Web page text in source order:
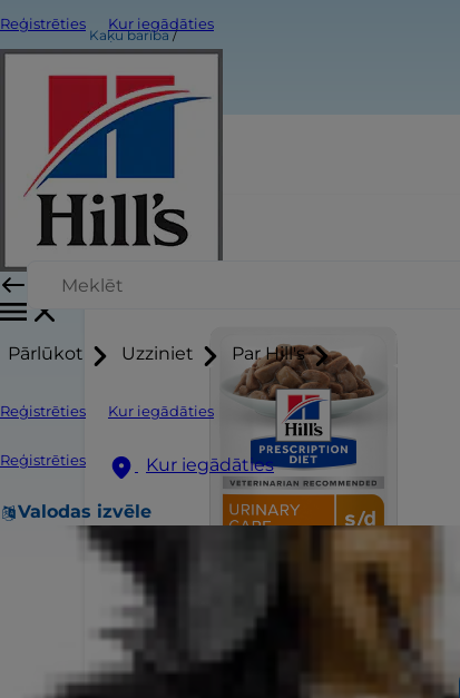
Reģistrēties Kur iegādāties
Pārlūkot Uzziniet Par Hill's
Reģistrēties Kur iegādāties
Reģistrēties Kur iegādāties
Valodas izvēle
Kaķu barība